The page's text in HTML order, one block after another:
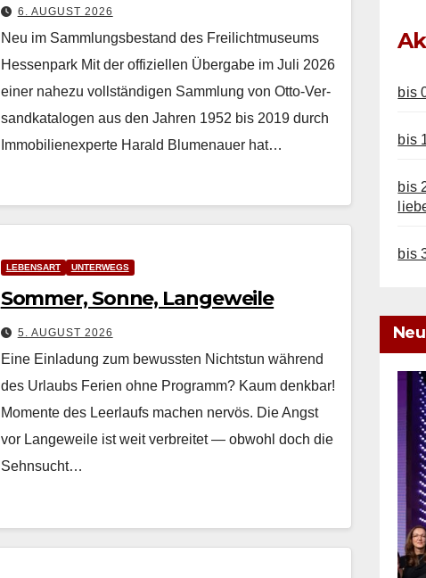
6. AUGUST 2026
Neu im Sammlungsbestand des Freilichtmuseums
Hessenpark Mit der offiziellen Über­gabe im Juli 2026
ein­er nahezu voll­ständi­gen Samm­lung von Otto-Ver­
sand­kat­a­lo­gen aus den Jahren 1952 bis 2019 durch
Immo­bilienex­perte Har­ald Blu­me­nauer hat…
LEBENSART UNTERWEGS
Sommer, Sonne, Langeweile
5. AUGUST 2026
Eine Einladung zum bewussten Nichtstun während
des Urlaubs Ferien ohne Pro­gramm? Kaum denkbar!
Momente des Leer­laufs machen nervös. Die Angst
vor Langeweile ist weit ver­bre­it­et — obwohl doch die
Sehn­sucht…
bis
bis
bis
bis